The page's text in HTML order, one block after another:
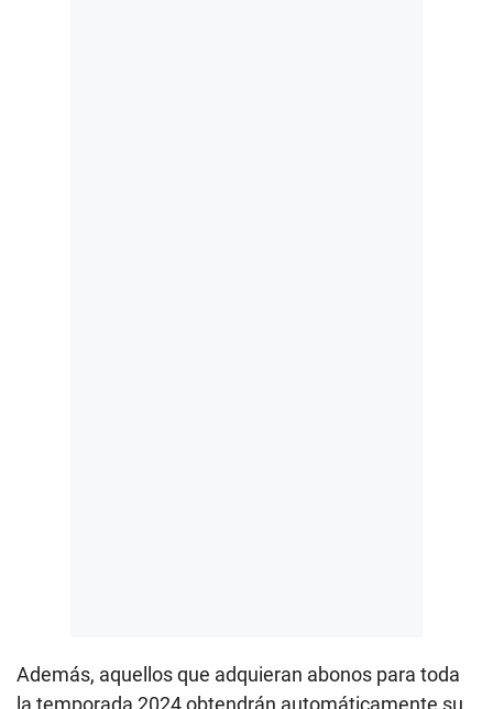
Además, aquellos que adquieran abonos para toda
la temporada 2024 obtendrán automáticamente su